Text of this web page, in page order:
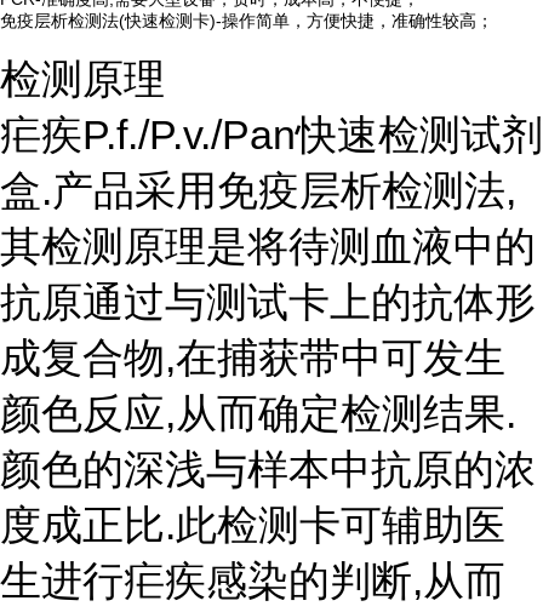
免疫层析检测法(快速检测卡)-操作简单，方便快捷，准确性较高；
检测原理
疟疾P.f./P.v./Pan快速检测试剂
盒.产品采用免疫层析检测法,
其检测原理是将待测血液中的
抗原通过与测试卡上的抗体形
成复合物,在捕获带中可发生
颜色反应,从而确定检测结果.
颜色的深浅与样本中抗原的浓
度成正比.此检测卡可辅助医
生进行疟疾感染的判断,从而